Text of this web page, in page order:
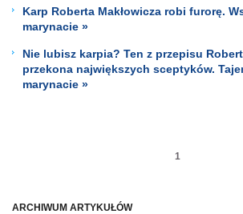
ARCHIWUM ARTYKUŁÓW
Karp Roberta Makłowicza robi furorę.
marynacie »
Nie lubisz karpia? Ten z przepisu
przekona największych sceptyków.
marynacie »
1